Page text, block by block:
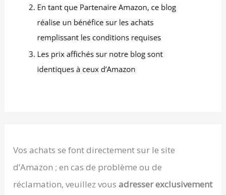
Vos achats se font directement sur le site
d’Amazon ; en cas de problème ou de
réclamation, veuillez vousadresser exclusivement